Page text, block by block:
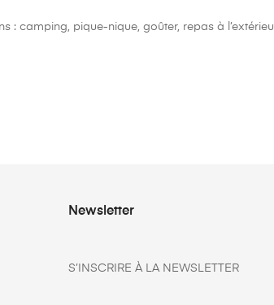
: camping, pique-nique, goûter, repas à
Newsletter
S’INSCRIRE À LA NEWSLETTER